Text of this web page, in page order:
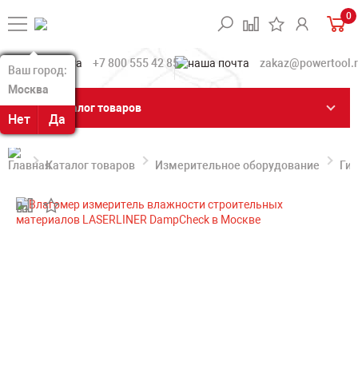
Ваш город:
Москва
Нет Да
Ваш город:
Москва
Нет Да
0
+7 800 555 42 85
Каталог товаров
Каталог товаров Измерительное оборудование